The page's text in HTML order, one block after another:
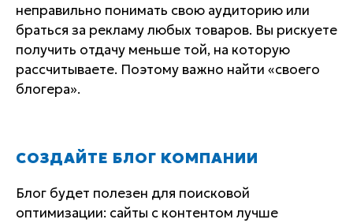
неправильно понимать свою аудиторию или
браться за рекламу любых товаров. Вы рискуете
получить отдачу меньше той, на которую
рассчитываете. Поэтому важно найти «своего
блогера».
СОЗДАЙТЕ БЛОГ КОМПАНИИ
Блог будет полезен для поисковой
оптимизации: сайты с контентом лучше